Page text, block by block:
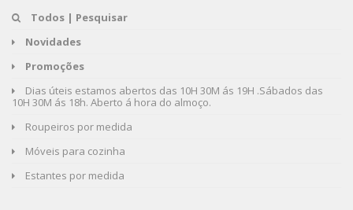
Todos | Pesquisar
Novidades
Promoções
Dias úteis estamos abertos das 10H 30M ás 19H .Sábados das
10H 30M ás 18h. Aberto á hora do almoço.
Roupeiros por medida
Móveis para cozinha
Estantes por medida